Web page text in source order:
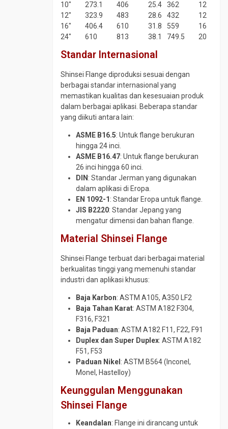
10″
273.1 406 25.4 362
12
12″
323.9 483 28.6 432
12
16″
406.4 610 31.8 559
16
24″
610 813 38.1 749.5 20
Standar Internasional
Shinsei Flange diproduksi sesuai dengan
berbagai standar internasional yang
memastikan kualitas dan kesesuaian produk
dalam berbagai aplikasi. Beberapa standar
yang diikuti antara lain:
ASME B16.5: Untuk flange berukuran
hingga 24 inci.
ASME B16.47: Untuk flange berukuran
26 inci hingga 60 inci.
DIN : Standar Jerman yang digunakan
dalam aplikasi di Eropa.
EN 1092-1 : Standar Eropa untuk flange.
JIS B2220: Standar Jepang yang
mengatur dimensi dan bahan flange.
Material Shinsei Flange
Shinsei Flange terbuat dari berbagai material
berkualitas tinggi yang memenuhi standar
industri dan aplikasi khusus:
Baja Karbon: ASTM A105, A350 LF2
Baja Tahan Karat: ASTM A182 F304,
F316, F321
Baja Paduan: ASTM A182 F11, F22, F91
Duplex dan Super Duplex: ASTM A182
F51, F53
Paduan Nikel : ASTM B564 (Inconel,
Monel, Hastelloy)
Keunggulan Menggunakan
Shinsei Flange
Keandalan: Flange ini dirancang untuk